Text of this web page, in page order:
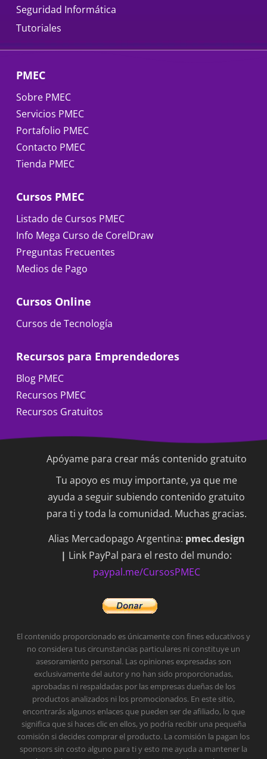
Seguridad Informática
Tutoriales
PMEC
Sobre PMEC
Servicios PMEC
Portafolio PMEC
Contacto PMEC
Tienda PMEC
Cursos PMEC
Listado de Cursos PMEC
Info Mega Curso de CorelDraw
Preguntas Frecuentes
Medios de Pago
Cursos Online
Cursos de Tecnología
Recursos para Emprendedores
Blog PMEC
Recursos PMEC
Recursos Gratuitos
Apóyame para crear más contenido gratuito
Tu apoyo es muy importante, ya que me
ayuda a seguir subiendo contenido gratuito
para ti y toda la comunidad. Muchas gracias.
Alias Mercadopago Argentina: pmec.design
| Link PayPal para el resto del mundo:
paypal.me/CursosPMEC
El contenido proporcionado es únicamente con fines educativos y
no considera tus circunstancias particulares ni constituye un
asesoramiento personal. Las opiniones expresadas son
exclusivamente del autor y no han sido proporcionadas,
aprobadas ni respaldadas por las empresas dueñas de los
productos analizados ni los promocionados. En este sitio,
encontrarás algunos enlaces que pueden ser de afiliado, lo que
significa que si haces clic en ellos, yo podría recibir una pequeña
comisión si decides comprar el producto. La comisión la pagan los
sponsors sin costo alguno para ti y esto me ayuda a mantener la